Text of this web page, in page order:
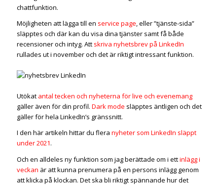
chattfunktion.
Möjligheten att lägga till en service page, eller ”tjänste-sida”
släpptes och där kan du visa dina tjänster samt få både
recensioner och intyg. Att skriva nyhetsbrev på LinkedIn
rullades ut i november och det är riktigt intressant funktion.
Utökat antal tecken och nyheterna för live och evenemang
gäller även för din profil. Dark mode släpptes äntligen och det
gäller för hela LinkedIn’s gränssnitt.
I den här artikeln hittar du flera nyheter som LinkedIn släppt
under 2021.
Och en alldeles ny funktion som jag berättade om i ettinlägg i
veckan är att kunna prenumera på en persons inlägg genom
att klicka på klockan. Det ska bli riktigt spännande hur det